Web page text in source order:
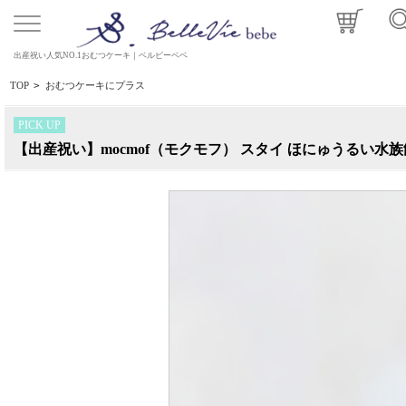
出産祝い人気NO.1おむつケーキ｜ベルビーベベ
TOP > おむつケーキにプラス
PICK UP
【出産祝い】mocmof（モクモフ） スタイ ほにゅうるい水